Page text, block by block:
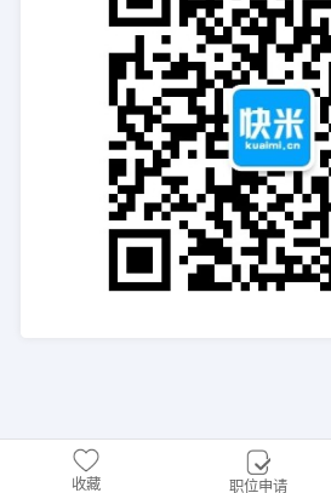
收藏 职位申请